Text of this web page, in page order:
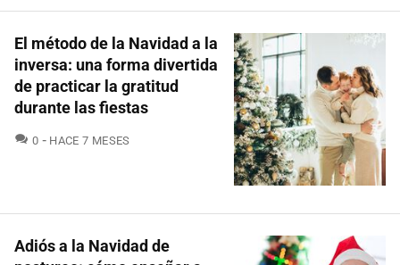
El método de la Navidad a la
inversa: una forma divertida
de practicar la gratitud
durante las fiestas
0 COMENTARIOS
HACE 7 MESES
Adiós a la Navidad de